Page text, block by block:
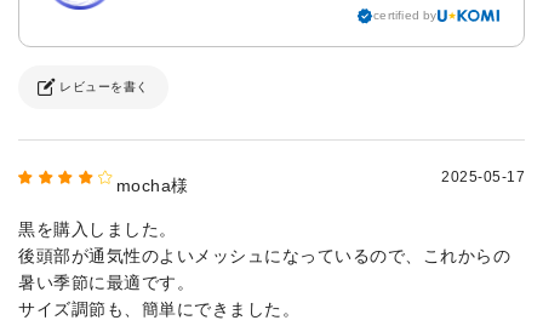
certified by
レビューを書く
mocha様 2025-05-17
黒を購入しました。
後頭部が通気性のよいメッシュになっているので、これからの
暑い季節に最適です。
サイズ調節も、簡単にできました。